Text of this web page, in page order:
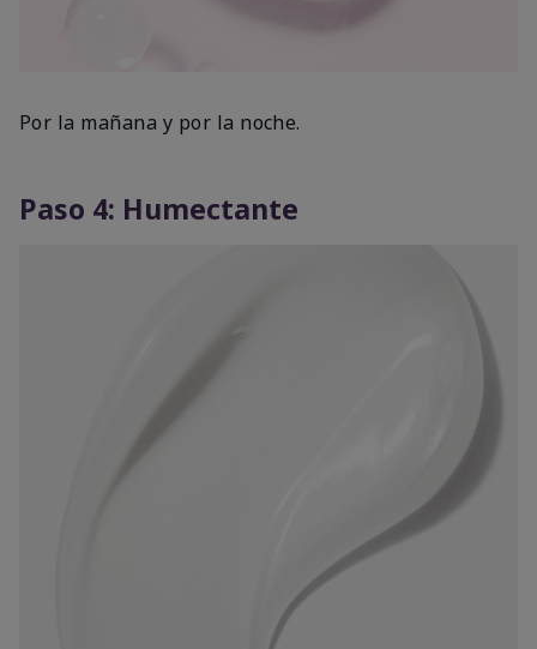
Por la mañana y por la noche.
Paso 4: Humectante